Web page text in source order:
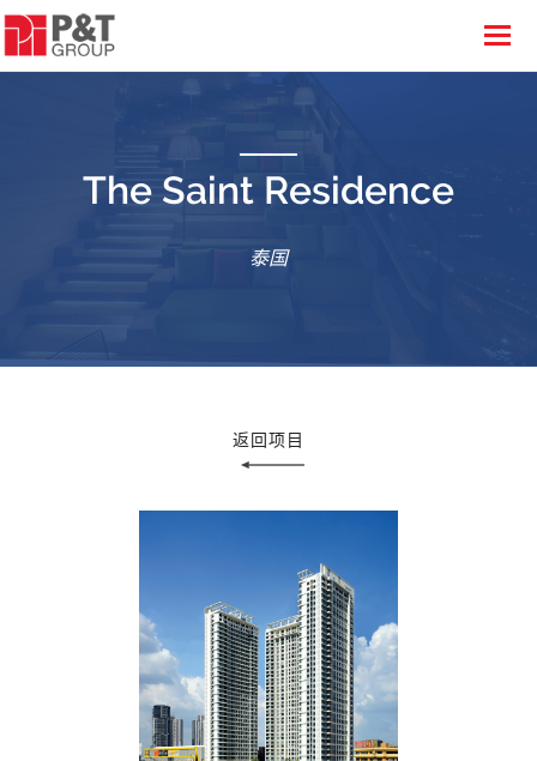
The Saint Residence
泰国
返回项目